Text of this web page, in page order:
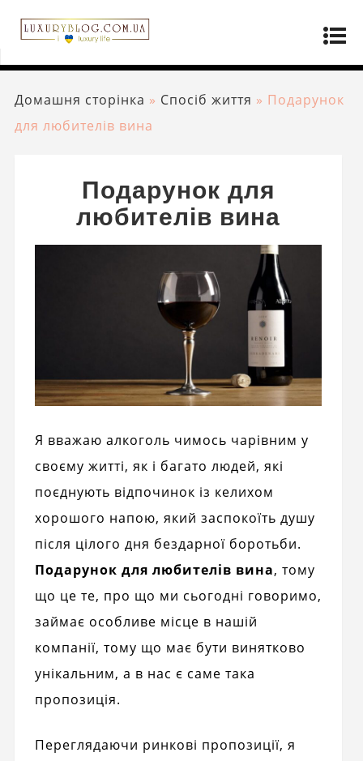
Домашня сторінка » Спосіб життя » Подарунок
для любителів вина
Подарунок для
любителів вина
Я вважаю алкоголь чимось чарівним у
своєму житті, як і багато людей, які
поєднують відпочинок із келихом
хорошого напою, який заспокоїть душу
після цілого дня бездарної боротьби.
Подарунок для любителів вина, тому
що це те, про що ми сьогодні говоримо,
займає особливе місце в нашій
компанії, тому що має бути винятково
унікальним, а в нас є саме така
пропозиція.
Переглядаючи ринкові пропозиції, я